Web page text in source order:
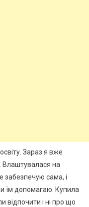
Зараз я вже
Влаштувалася на
забезпечую сама, і
їм допомагаю. Купила
відпочити і ні про що